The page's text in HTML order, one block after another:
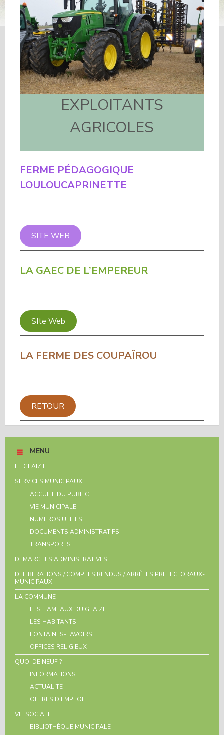
EXPLOITANTS
AGRICOLES
FERME PÉDAGOGIQUE
LOULOUCAPRINETTE
SITE WEB
LA GAEC DE L’EMPEREUR
SIte Web
LA FERME DES COUPAÏROU
RETOUR
MENU
LE GLAIZIL
SERVICES MUNICIPAUX
ACCUEIL DU PUBLIC
VIE MUNICIPALE
NUMEROS UTILES
DOCUMENTS ADMINISTRATIFS
TRANSPORTS
DEMARCHES ADMINISTRATIVES
DELIBERATIONS / COMPTES RENDUS / ARRÊTES PREFECTORAUX-
MUNICIPAUX
LA COMMUNE
LES HAMEAUX DU GLAIZIL
LES HABITANTS
FONTAINES-LAVOIRS
OFFICES RELIGIEUX
QUOI DE NEUF ?
INFORMATIONS
ACTUALITE
OFFRES D’EMPLOI
VIE SOCIALE
BIBLIOTHÈQUE MUNICIPALE